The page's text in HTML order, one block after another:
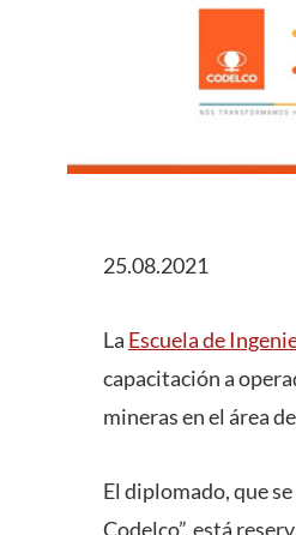
25.08.2021
La Escuela de
capacitación a
mineras en el área
El diplomado, que
Codelco”, está